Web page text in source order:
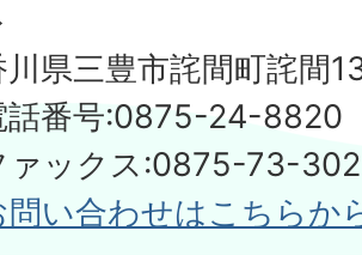
川県三豊市詫間町詫間
話番号:0875-24-8820
ァックス:0875-73-
問い合わせはこちらか